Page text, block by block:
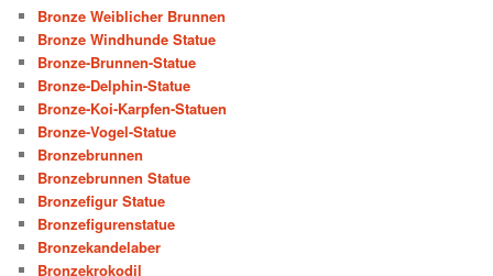
Bronze Weiblicher Brunnen
Bronze Windhunde Statue
Bronze-Brunnen-Statue
Bronze-Delphin-Statue
Bronze-Koi-Karpfen-Statuen
Bronze-Vogel-Statue
Bronzebrunnen
Bronzebrunnen Statue
Bronzefigur Statue
Bronzefigurenstatue
Bronzekandelaber
Bronzekrokodil